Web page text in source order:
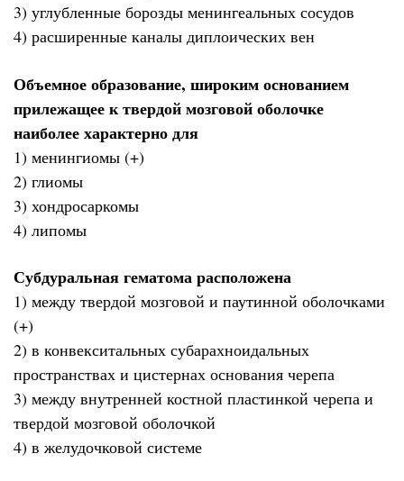
3) углубленные борозды менингеальных сосудов
4) расширенные каналы диплоических вен
Объемное образование, широким основанием
прилежащее к твердой мозговой оболочке
наиболее характерно для
1) менингиомы (+)
2) глиомы
3) хондросаркомы
4) липомы
Субдуральная гематома расположена
1) между твердой мозговой и паутинной оболочками
(+)
2) в конвекситальных субарахноидальных
пространствах и цистернах основания черепа
3) между внутренней костной пластинкой черепа и
твердой мозговой оболочкой
4) в желудочковой системе